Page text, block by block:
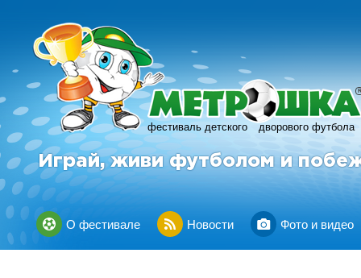
фестиваль детского дворового футбола
R
Играй, живи футболом и
О фестивале Новости Фото и видео